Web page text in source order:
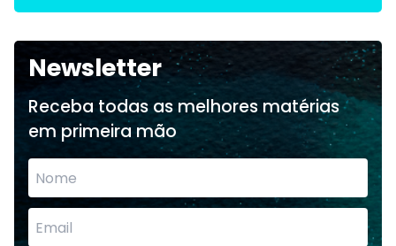
Newsletter
Receba todas as melhores matérias
em primeira mão